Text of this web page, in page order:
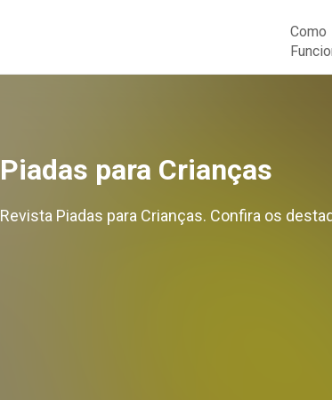
Como
Piadas para Crianças
Revista Piadas para Crianças. Confira os